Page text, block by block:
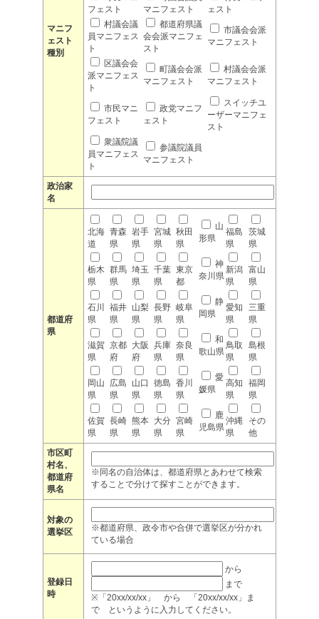
マニフ
ェスト
種別
フェスト
マニフェスト
ェスト
村議会議
員マニフェス
ト
都道府県議
会会派マニフェ
スト
市議会会派
マニフェスト
区議会会
派マニフェス
ト
町議会会派
マニフェスト
村議会会派
マニフェスト
市民マニ
フェスト
政党マニフ
ェスト
スイッチユ
ーザーマニフェ
スト
衆議院議
員マニフェス
ト
参議院議員
マニフェスト
政治家
名
都道府
県
北海
道
青森
県
岩手
県
宮城
県
秋田
県
山
形県
福島
県
茨城
県
栃木
県
群馬
県
埼玉
県
千葉
県
東京
都
神
奈川県
新潟
県
富山
県
石川
県
福井
県
山梨
県
長野
県
岐阜
県
静
岡県
愛知
県
三重
県
滋賀
県
京都
府
大阪
府
兵庫
県
奈良
県
和
歌山県
鳥取
県
島根
県
岡山
県
広島
県
山口
県
徳島
県
香川
県
愛
媛県
高知
県
福岡
県
佐賀
県
長崎
県
熊本
県
大分
県
宮崎
県
鹿
児島県
沖縄
県
その
他
市区町
村名、
都道府
県名
※同名の自治体は、都道府県とあわせて検索
することで分けて探すことができます。
対象の
選挙区
※都道府県、政令市や合併で選挙区が分かれ
ている場合
登録日
時
から
まで
※「20xx/xx/xx」 から 「20xx/xx/xx」ま
で というように入力してください。